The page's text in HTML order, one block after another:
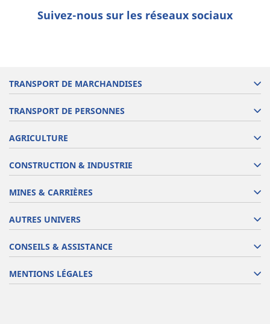
Suivez-nous sur les réseaux sociaux
TRANSPORT DE MARCHANDISES
TRANSPORT DE PERSONNES
AGRICULTURE
CONSTRUCTION & INDUSTRIE
MINES & CARRIÈRES
AUTRES UNIVERS
CONSEILS & ASSISTANCE
MENTIONS LÉGALES